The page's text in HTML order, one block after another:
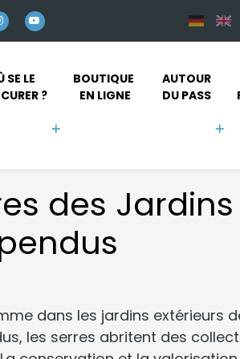
SE LE
?
BOUTIQUE
EN LIGNE
AUTOUR
DU PASS
des Jardins
dans les jardins extérieurs
les serres abritent des